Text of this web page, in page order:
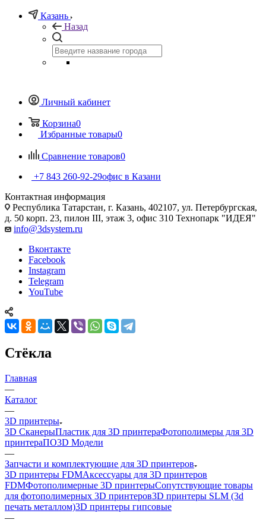
Казань
Назад
Личный кабинет
Корзина0
Избранные товары0
Сравнение товаров0
+7 843 260-92-29офис в Казани
Контактная информация
Республика Татарстан, г. Казань, 402107, ул. Петербургская,
д. 50 корп. 23, пилон III, этаж 3, офис 310 Технопарк "ИДЕЯ"
info@3dsystem.ru
Вконтакте
Facebook
Instagram
Telegram
YouTube
Cтёкла
Главная
—
Каталог
—
3D принтеры
3D СканерыПластик для 3D принтераФотополимеры для 3D
принтераПО3D Модели
—
Запчасти и комплектующие для 3D принтеров
3D принтеры FDMАксессуары для 3D принтеров
FDMФотополимерные 3D принтерыСопутствующие товары
для фотополимерных 3D принтеров3D принтеры SLM (3d
печать металлом)3D принтеры гипсовые
—